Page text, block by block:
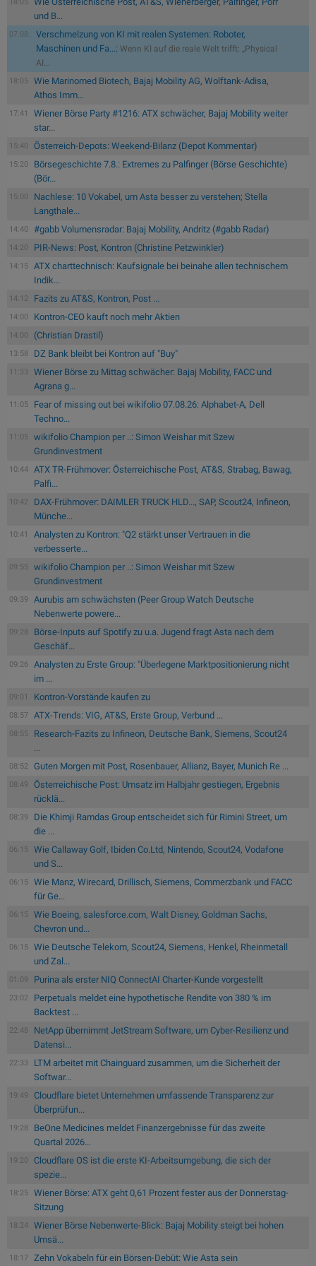
und B...
07.08.
Verschmelzung von KI mit realen Systemen: Roboter,
Maschinen und Fa...: Wenn KI auf die reale Welt trifft: „Physical
AI...
18:05
Wie Marinomed Biotech, Bajaj Mobility AG, Wolftank-Adisa,
Athos Imm...
17:41
Wiener Börse Party #1216: ATX schwächer, Bajaj Mobility weiter
star...
15:40 Österreich-Depots: Weekend-Bilanz (Depot Kommentar)
15:20
Börsegeschichte 7.8.: Extremes zu Palfinger (Börse Geschichte)
(Bör...
15:00
Nachlese: 10 Vokabel, um Asta besser zu verstehen; Stella
Langthale...
14:40 #gabb Volumensradar: Bajaj Mobility, Andritz (#gabb Radar)
14:20 PIR-News: Post, Kontron (Christine Petzwinkler)
14:15
ATX charttechnisch: Kaufsignale bei beinahe allen technischem
Indik...
14:12 Fazits zu AT&S, Kontron, Post ...
14:00 Kontron-CEO kauft noch mehr Aktien
14:00 (Christian Drastil)
13:58 DZ Bank bleibt bei Kontron auf "Buy"
11:33
Wiener Börse zu Mittag schwächer: Bajaj Mobility, FACC und
Agrana g...
11:05
Fear of missing out bei wikifolio 07.08.26: Alphabet-A, Dell
Techno...
11:05
wikifolio Champion per ..: Simon Weishar mit Szew
Grundinvestment
10:44
ATX TR-Frühmover: Österreichische Post, AT&S, Strabag, Bawag,
Palfi...
10:42
DAX-Frühmover: DAIMLER TRUCK HLD..., SAP, Scout24, Infineon,
Münche...
10:41
Analysten zu Kontron: "Q2 stärkt unser Vertrauen in die
verbesserte...
09:55
wikifolio Champion per ..: Simon Weishar mit Szew
Grundinvestment
09:39
Aurubis am schwächsten (Peer Group Watch Deutsche
Nebenwerte powere...
09:28
Börse-Inputs auf Spotify zu u.a. Jugend fragt Asta nach dem
Geschäf...
09:26
Analysten zu Erste Group: "Überlegene Marktpositionierung nicht
im ...
09:01 Kontron-Vorstände kaufen zu
08:57 ATX-Trends: VIG, AT&S, Erste Group, Verbund ...
08:55
Research-Fazits zu Infineon, Deutsche Bank, Siemens, Scout24
...
08:52 Guten Morgen mit Post, Rosenbauer, Allianz, Bayer, Munich Re ...
08:49
Österreichische Post: Umsatz im Halbjahr gestiegen, Ergebnis
rücklä...
08:39
Die Khimji Ramdas Group entscheidet sich für Rimini Street, um
die ...
06:15
Wie Callaway Golf, Ibiden Co.Ltd, Nintendo, Scout24, Vodafone
und S...
06:15
Wie Manz, Wirecard, Drillisch, Siemens, Commerzbank und FACC
für Ge...
06:15
Wie Boeing, salesforce.com, Walt Disney, Goldman Sachs,
Chevron und...
06:15
Wie Deutsche Telekom, Scout24, Siemens, Henkel, Rheinmetall
und Zal...
01:09 Purina als erster NIQ ConnectAI Charter-Kunde vorgestellt
23:02
Perpetuals meldet eine hypothetische Rendite von 380 % im
Backtest ...
22:48
NetApp übernimmt JetStream Software, um Cyber-Resilienz und
Datensi...
22:33
LTM arbeitet mit Chainguard zusammen, um die Sicherheit der
Softwar...
19:49
Cloudflare bietet Unternehmen umfassende Transparenz zur
Überprüfun...
19:28
BeOne Medicines meldet Finanzergebnisse für das zweite
Quartal 2026...
19:20
Cloudflare OS ist die erste KI-Arbeitsumgebung, die sich der
spezie...
18:25
Wiener Börse: ATX geht 0,61 Prozent fester aus der Donnerstag-
Sitzung
18:24
Wiener Börse Nebenwerte-Blick: Bajaj Mobility steigt bei hohen
Umsä...
18:17 Zehn Vokabeln für ein Börsen-Debüt: Wie Asta sein